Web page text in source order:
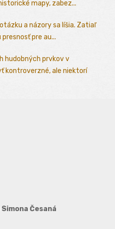
mapy, zabez...
a názory sa líšia. Zatiaľ
pre au...
hudobných prvkov v
kontroverzné, ale niektorí
Simona Česaná